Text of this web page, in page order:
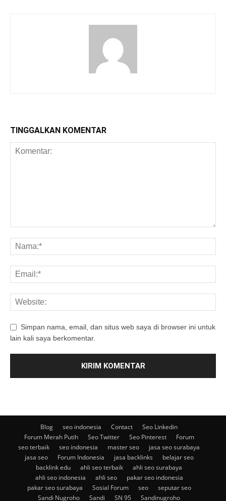
TINGGALKAN KOMENTAR
Simpan nama, email, dan situs web saya di browser ini untuk
lain kali saya berkomentar.
Blog seo indonesia Contact
Seo Linkedin
Forum Merah Putih
Seo Twitter Seo Pinterest
Forum
seo terbaik
seo indonesia master seo
jasa seo surabaya
jasa seo
Forum Indonesia jasa backlinks
belajar seo
backlink edu
ahli seo terbaik
ahli seo surabaya
ahli seo indonesia
ahli seo
pakar seo indonesia
pakar seo surabaya
Sosial Forum seo
seputar seo
Sandi Nugroho
Sandi SN 95 Sandinugroho